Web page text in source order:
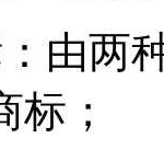
由两
；